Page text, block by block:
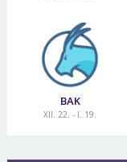
BAK
XII. 22. - I. 19.